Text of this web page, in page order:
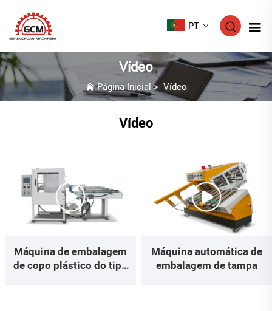
PT
Vídeo
Página Inicial > Vídeo
Vídeo
Máquina de embalagem
de copo plástico do tipo
Máquina automática de
embalagem de tampa